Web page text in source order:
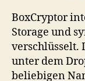
BoxCryptor
Storage und
verschlüsselt.
unter dem
beliebigen